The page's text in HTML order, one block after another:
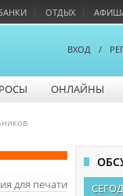
ОТДЫХ
ВХОД /
ОНЛАЙНЫ
для печати